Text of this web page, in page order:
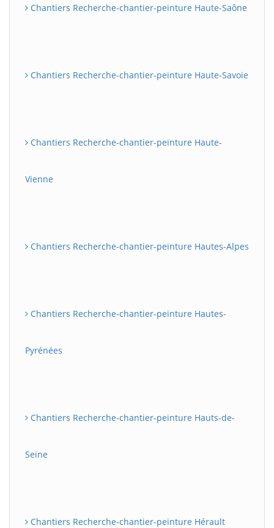
Chantiers Recherche-chantier-peinture Haute-Saône
Chantiers Recherche-chantier-peinture Haute-Savoie
Chantiers Recherche-chantier-peinture Haute-
Vienne
Chantiers Recherche-chantier-peinture Hautes-Alpes
Chantiers Recherche-chantier-peinture Hautes-
Pyrénées
Chantiers Recherche-chantier-peinture Hauts-de-
Seine
Chantiers Recherche-chantier-peinture Hérault